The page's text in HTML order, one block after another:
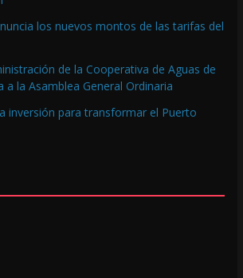
los nuevos montos de las tarifas del
de la Cooperativa de Aguas de
a la Asamblea General Ordinaria
inversión para transformar el Puerto